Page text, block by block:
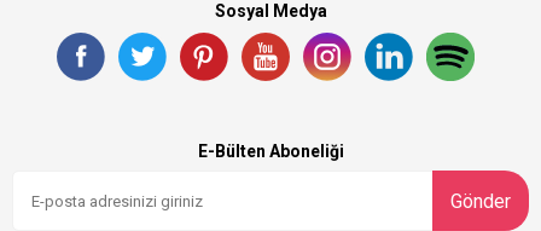
Sosyal Medya
E-Bülten Aboneliği
Gönder